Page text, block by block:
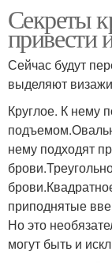
Секреты
привести
Сейчас будут
выделяют
Круглое. К нему
нему подходят
приподнятые
Но это
могут быть и